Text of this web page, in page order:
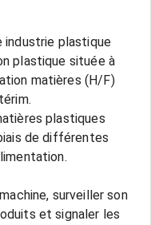
industrie plastique
plastique située à
matières (H/F)
plastiques
de différentes
surveiller son
et signaler les